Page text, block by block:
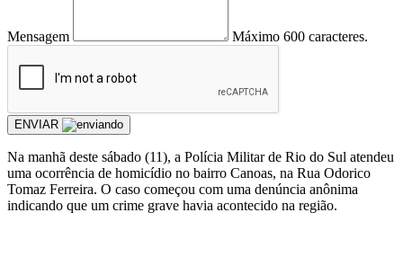
Mensagem Máximo 600 caracteres.
ENVIAR
Na manhã deste sábado (11), a Polícia Militar de Rio do Sul atendeu
uma ocorrência de homicídio no bairro Canoas, na Rua Odorico
Tomaz Ferreira. O caso começou com uma denúncia anônima
indicando que um crime grave havia acontecido na região.